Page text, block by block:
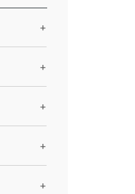
+
+
+
+
+